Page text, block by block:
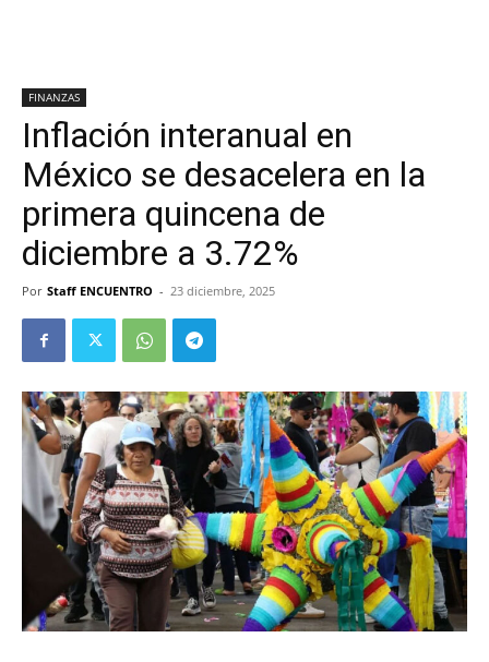
FINANZAS
Inflación interanual en
México se desacelera en la
primera quincena de
diciembre a 3.72%
Por Staff ENCUENTRO - 23 diciembre, 2025